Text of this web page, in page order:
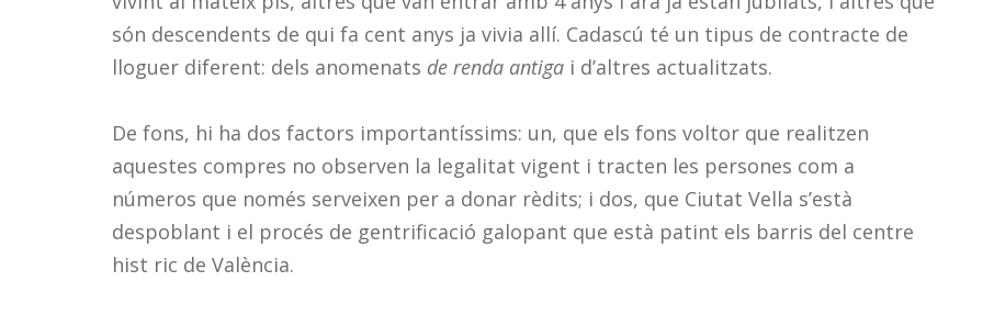
són descendents de qui fa cent anys ja vivia allí. Cadascú té un tipus de contracte de
lloguer diferent: dels anomenats de renda antiga i d’altres actualitzats.
De fons, hi ha dos factors importantíssims: un, que els fons voltor que realitzen
aquestes compres no observen la legalitat vigent i tracten les persones com a
números que només serveixen per a donar rèdits; i dos, que Ciutat Vella s’està
despoblant i el procés de gentrificació galopant que està patint els barris del centre
hist ric de València.